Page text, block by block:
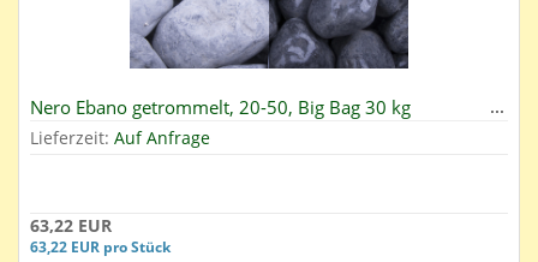
Nero Ebano getrommelt, 20-50, Big Bag 30 kg
Lieferzeit: Auf Anfrage
63,22 EUR
63,22 EUR pro Stück